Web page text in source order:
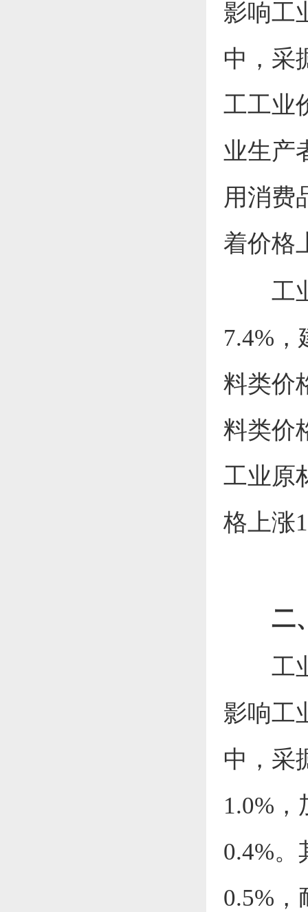
影响工
中，采
工工业
业生产
用消费
着价格
工
7.4%，
料类价
料类价
工业原
格上涨
二
工
影响工
中，采
1.0%，
0.4%。
0.5% ，